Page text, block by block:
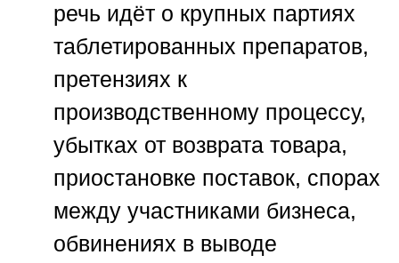
речь идёт о крупных партиях
таблетированных препаратов,
претензиях к
производственному процессу,
убытках от возврата товара,
приостановке поставок, спорах
между участниками бизнеса,
обвинениях в выводе